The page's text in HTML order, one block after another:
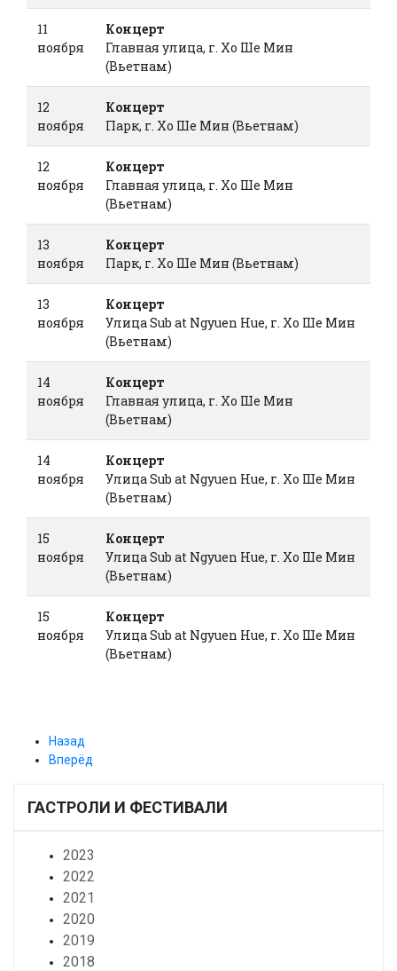
11
ноября
Концерт
Главная улица, г. Хо Ше Мин
(Вьетнам)
12
ноября
Концерт
Парк, г. Хо Ше Мин (Вьетнам)
12
ноября
Концерт
Главная улица, г. Хо Ше Мин
(Вьетнам)
13
ноября
Концерт
Парк, г. Хо Ше Мин (Вьетнам)
13
ноября
Концерт
Улица Sub at Ngyuen Hue, г. Хо Ше Мин
(Вьетнам)
14
ноября
Концерт
Главная улица, г. Хо Ше Мин
(Вьетнам)
14
ноября
Концерт
Улица Sub at Ngyuen Hue, г. Хо Ше Мин
(Вьетнам)
15
ноября
Концерт
Улица Sub at Ngyuen Hue, г. Хо Ше Мин
(Вьетнам)
15
ноября
Концерт
Улица Sub at Ngyuen Hue, г. Хо Ше Мин
(Вьетнам)
Назад
Вперёд
ГАСТРОЛИ И ФЕСТИВАЛИ
2023
2022
2021
2020
2019
2018